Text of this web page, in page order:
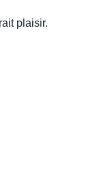
plaisir.